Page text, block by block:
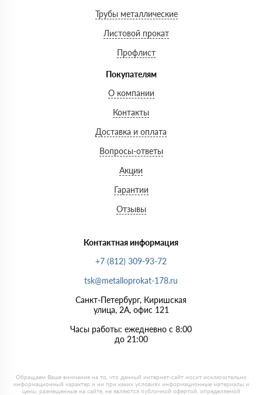
Трубы металлические
Листовой прокат
Профлист
Покупателям
О компании
Контакты
Доставка и оплата
Вопросы-ответы
Акции
Гарантии
Отзывы
Контактная информация
+7 (812) 309-93-72
tsk@metalloprokat-178.ru
Санкт-Петербург, Киришская
улица, 2А, офис 121
Часы работы: ежедневно с 8:00
до 21:00